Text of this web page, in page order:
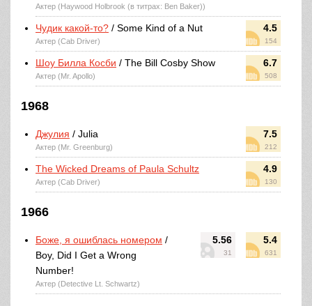
Актер (Haywood Holbrook (в титрах: Ben Baker))
4.5
154
Чудик какой-то? / Some Kind of a Nut
Актер (Cab Driver)
6.7
508
Шоу Билла Косби / The Bill Cosby Show
Актер (Mr. Apollo)
1968
7.5
212
Джулия / Julia
Актер (Mr. Greenburg)
4.9
130
The Wicked Dreams of Paula Schultz
Актер (Cab Driver)
1966
5.56
31
5.4
631
Боже, я ошиблась номером /
Boy, Did I Get a Wrong
Number!
Актер (Detective Lt. Schwartz)